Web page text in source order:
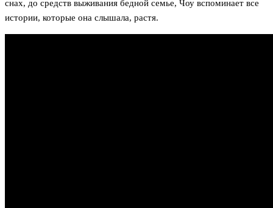
снах, до средств выживания бедной семье, Чоу вспоминает все
истории, которые она слышала, растя.